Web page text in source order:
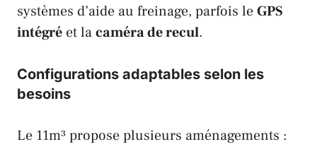
systèmes d’aide au freinage, parfois leGPS
intégré et lacaméra de recul.
Configurations adaptables selon les
besoins
Le 11m³ propose plusieurs aménagements :